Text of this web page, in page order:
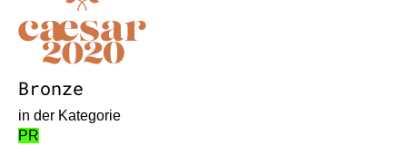
Bronze
in der Kategorie
PR